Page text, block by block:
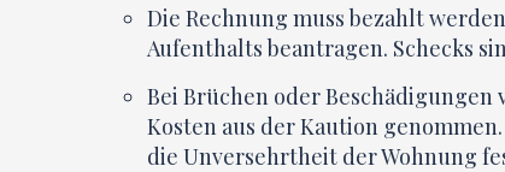
Die Rechnung muss bezahlt
Aufenthalts beantragen. Schecks
Bei Brüchen oder
Kosten aus der Kaution
die Unversehrtheit der Wohnung